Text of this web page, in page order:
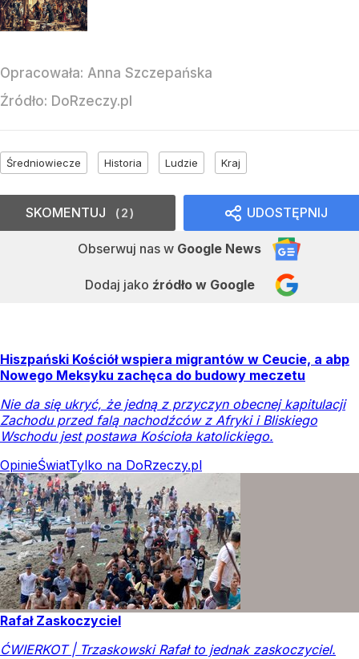
Opracowała: Anna Szczepańska
Źródło: DoRzeczy.pl
Średniowiecze Historia Ludzie Kraj
UDOSTĘPNIJ
Obserwuj nas w Google News
Dodaj jako źródło w Google
SKOMENTUJ 2
Hiszpański Kościół wspiera migrantów w Ceucie, a abp
Nowego Meksyku zachęca do budowy meczetu
Nie da się ukryć, że jedną z przyczyn obecnej kapitulacji
Zachodu przed falą nachodźców z Afryki i Bliskiego
Wschodu jest postawa Kościoła katolickiego.
OpinieŚwiatTylko na DoRzeczy.pl
Rafał Zaskoczyciel
ĆWIERKOT | Trzaskowski Rafał to jednak zaskoczyciel.